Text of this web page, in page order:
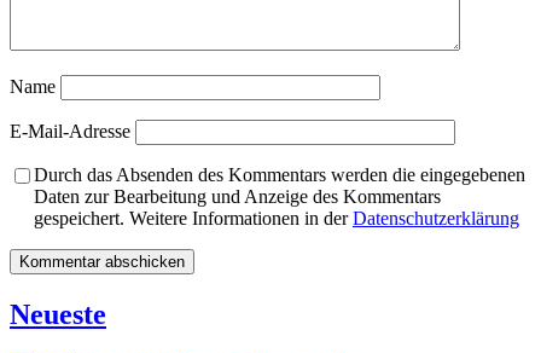
Name
E-Mail-Adresse
Durch das Absenden des Kommentars werden die eingegebenen
Daten zur Bearbeitung und Anzeige des Kommentars
gespeichert. Weitere Informationen in derDatenschutzerklärung
Neueste